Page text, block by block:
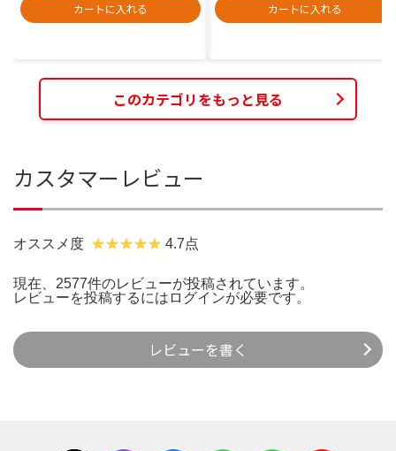
カートに入れる
カートに入れる
このカテゴリをもっと見る
カスタマーレビュー
オススメ度 4.7点
現在、2577件のレビューが投稿されています。
レビューを投稿するには ログインが必要です。
レビューを書く